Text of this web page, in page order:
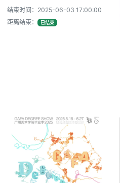
结束时间：2025-06-03 17:00:00
距离结束：
已结束